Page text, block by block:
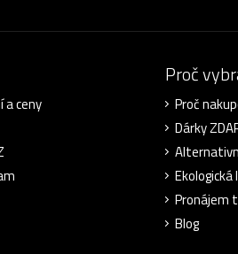
a ceny
Proč
Proč
Dárky
Pronájem
Blog